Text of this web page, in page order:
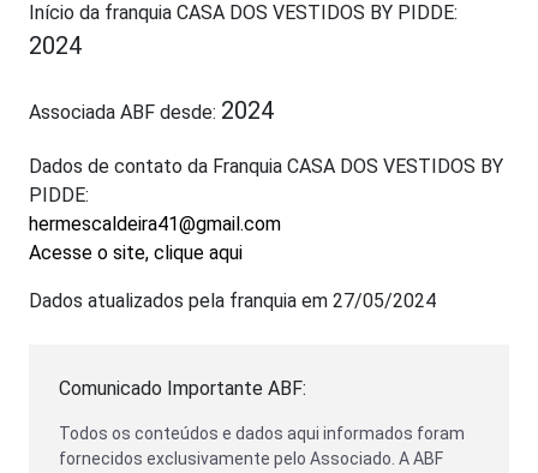
Início da franquia CASA DOS VESTIDOS BY PIDDE:
2024
Associada ABF desde: 2024
Dados de contato da Franquia CASA DOS VESTIDOS BY
PIDDE:
hermescaldeira41@gmail.com
Acesse o site, clique aqui
Dados atualizados pela franquia em 27/05/2024
Comunicado Importante ABF:
Todos os conteúdos e dados aqui informados foram
fornecidos exclusivamente pelo Associado. A ABF